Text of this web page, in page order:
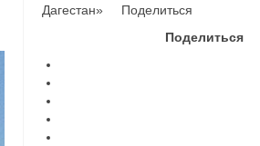
Дагестан» Поделиться
Поделиться